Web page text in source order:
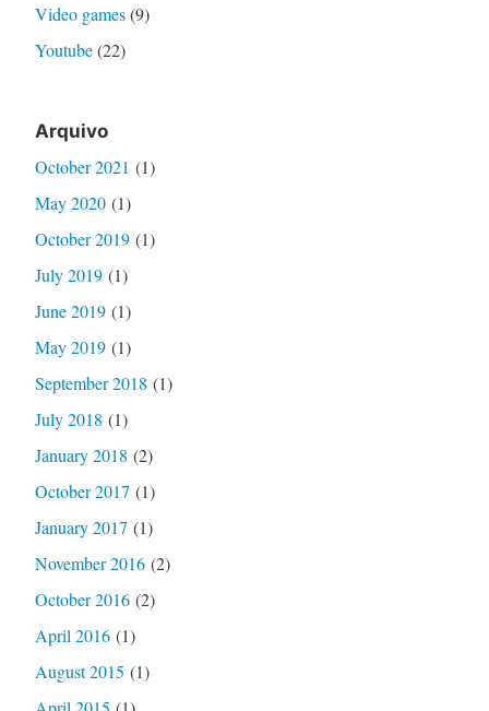
Video games(9)
Youtube(22)
Arquivo
October 2021 (1)
May 2020(1)
October 2019(1)
July 2019(1)
June 2019(1)
May 2019(1)
September 2018 (1)
July 2018 (1)
January 2018 (2)
October 2017 (1)
January 2017 (1)
November 2016(2)
October 2016(2)
April 2016(1)
August 2015 (1)